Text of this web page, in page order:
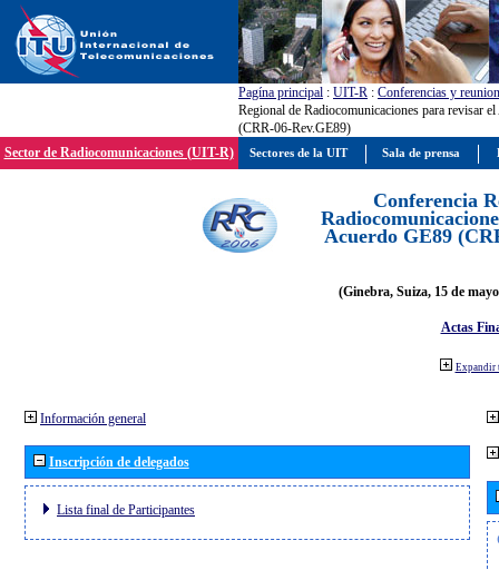
Pagína principal : UIT-R : Conferencias y
Regional de Radiocomunicaciones para revisar
(CRR-06-Rev.GE89)
Sector de Radiocomunicaciones (UIT-R)
Conferencia
Acuerdo GE89
(Ginebra, Suiza, 15 de
Actas
Expandir
Información general
Inscripción de delegados
Lista final de Participantes
Sectores de la UIT Sala de prensa